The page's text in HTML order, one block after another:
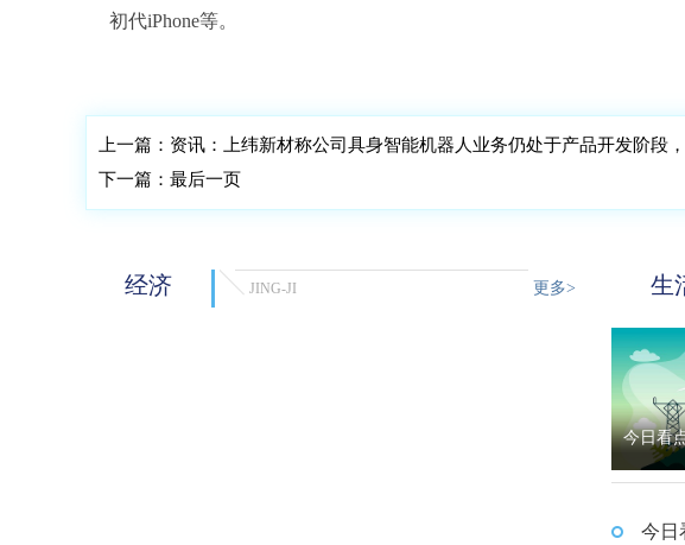
初代iPhone等。
上一篇： 资讯：上纬新材称公司具身智能机器人业务仍处于产品开发阶段
下一篇： 最后一页
经济 JING-JI 更多> 生
今日看
今日